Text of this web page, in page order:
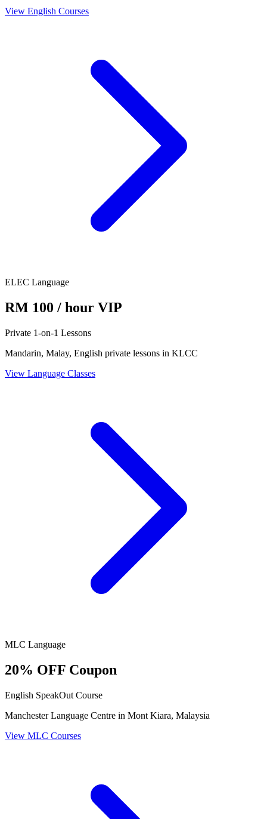
View English Courses
ELEC Language
RM 100 / hour VIP
Private 1-on-1 Lessons
Mandarin, Malay, English private lessons in KLCC
View Language Classes
MLC Language
20% OFF Coupon
English SpeakOut Course
Manchester Language Centre in Mont Kiara, Malaysia
View MLC Courses